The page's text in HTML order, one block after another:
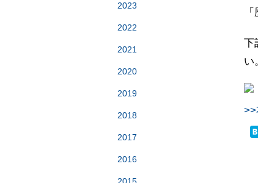
下
い
2023
2022
2021
2020
2019
2018
2017
2016